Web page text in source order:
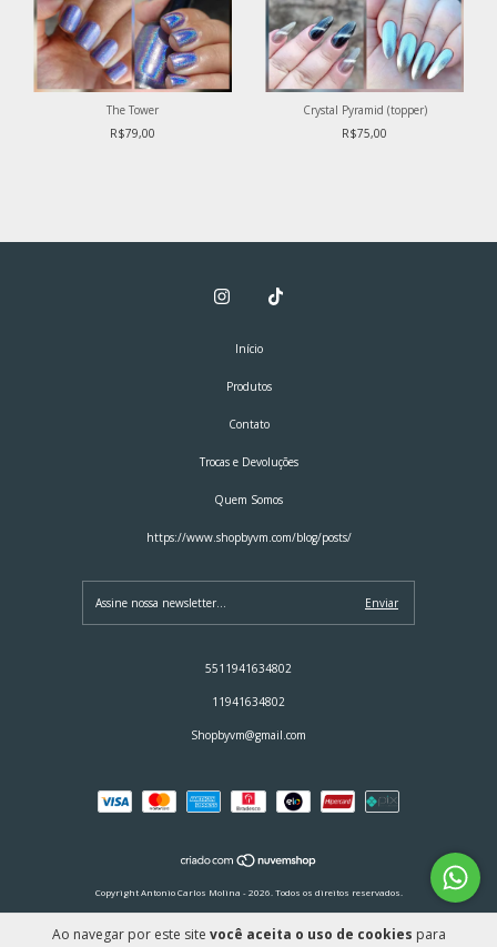
Ao navegar por este site você aceita o uso de cookies para
The Tower
R$79,00
Crystal Pyramid (topper)
R$75,00
Início
Produtos
Contato
Trocas e Devoluções
Quem Somos
https://www.shopbyvm.com/blog/posts/
5511941634802
11941634802
Shopbyvm@gmail.com
Copyright Antonio Carlos Molina - 2026. Todos os direitos reservados.